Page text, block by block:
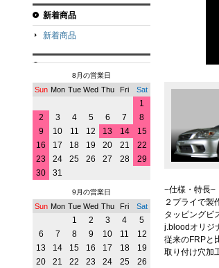
−仕様・特長−
２プライで製
タッピングビ
j.bloodオリジ
従来のFRPと
取り付け穴加
新着商品
新着商品
8月の営業日
Sun Mon Tue Wed Thu Fri Sat
1
2
3 4 5 6 7
8
9
10 11 12 13 14
15
16
17 18 19 20 21
22
23
24 25 26 27 28
29
30
31
9月の営業日
Sun Mon Tue Wed Thu Fri Sat
1 2 3 4
5
6
7 8 9 10 11
12
13
14 15 16 17 18
19
20
21 22 23 24 25
26